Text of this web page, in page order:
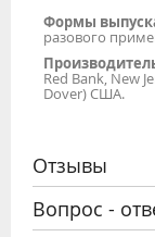
Формы
разового
Red Bank, New
Dover) США.
Отзывы
Вопрос -